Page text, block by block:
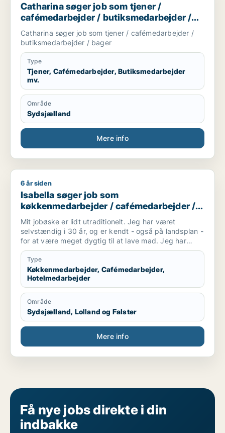
Catharina søger job som tjener /
cafémedarbejder / butiksmedarbejder /
bager
Catharina søger job som tjener / cafémedarbejder /
butiksmedarbejder / bager
Type
Tjener, Cafémedarbejder, Butiksmedarbejder
mv.
Område
Sydsjælland
Mere info
Isabella søger job som køkkenmedarbejder /
6 år siden
Isabella søger job som
køkkenmedarbejder / cafémedarbejder /
hotelmedarbejder
Mit jobøske er lidt utraditionelt. Jeg har været
selvstændig i 30 år, og er kendt - også på landsplan -
for at være meget dygtig til at lave mad. Jeg har
skrevet flere kogebøger. Jeg skal igang med et større
projekt i oktober 2020 (udgivelse af ny bog) og har
indtil da brug for noget at lave. Løn og arbejdstider er
ikke så vigtigt...
Type
Køkkenmedarbejder, Cafémedarbejder,
Hotelmedarbejder
Område
Sydsjælland, Lolland og Falster
Mere info
Få nye jobs direkte i din
indbakke